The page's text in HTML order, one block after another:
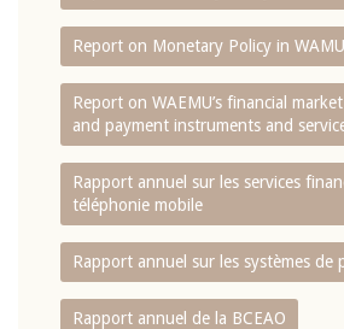
Report on Monetary Policy in WAMU
Report on WAEMU’s financial
and payment instruments and
Rapport annuel sur les services
téléphonie mobile
Rapport annuel sur les systèmes de
Rapport annuel de la BCEAO